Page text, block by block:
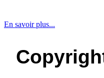
En savoir plus...